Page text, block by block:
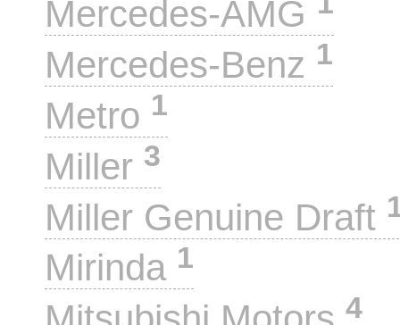
Mercedes-AMG
Mercedes-Benz 1
Metro 1
Miller 3
Miller Genuine Draft
Mirinda 1
4